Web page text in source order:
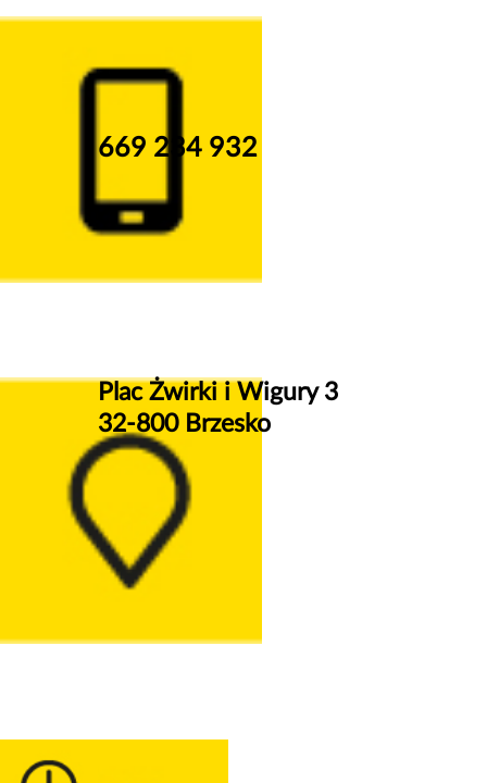
669 234 932
Plac Żwirki i Wigury 3
32-800 Brzesko